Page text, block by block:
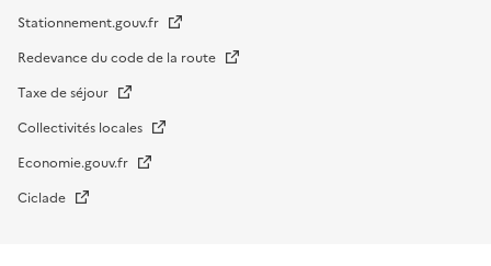
Stationnement.gouv.fr
Redevance du code de la route
Taxe de séjour
Collectivités locales
Economie.gouv.fr
Ciclade